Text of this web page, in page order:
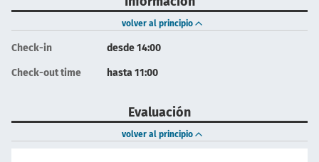
volver al principio
Check-in desde 14:00
Check-out time hasta 11:00
Evaluación
volver al principio